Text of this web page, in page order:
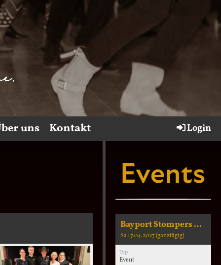
uns Kontakt Login
Bayport Stompers and Friends
Sa 17.04.2027 (ganztägig)
Typ
Event